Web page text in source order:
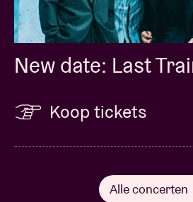
New date: Last
Koop tickets
Alle concerten